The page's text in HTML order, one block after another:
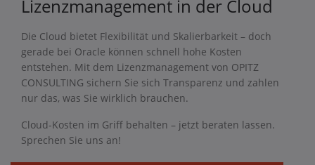
Lizenzmanagement in der Cloud
Die Cloud bietet Flexibilität und Skalierbarkeit – doch
gerade bei Oracle können schnell hohe Kosten
entstehen. Mit dem Lizenzmanagement von OPITZ
CONSULTING sichern Sie sich Transparenz und zahlen
nur das, was Sie wirklich brauchen.
Cloud-Kosten im Griff behalten – jetzt beraten lassen.
Sprechen Sie uns an!